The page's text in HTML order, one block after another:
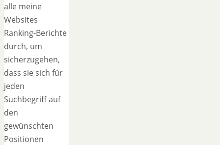
alle meine
Websites
Ranking-Berichte
durch, um
sicherzugehen,
dass sie sich für
jeden
Suchbegriff auf
den
gewünschten
Positionen